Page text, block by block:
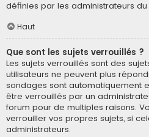
définies par les administrateurs du
Haut
Que sont les sujets verrouillés ?
Les sujets verrouillés sont des
utilisateurs ne peuvent plus
sondages sont automatiquement
être verrouillés par un
forum pour de multiples raisons.
verrouiller vos propres sujets, si
administrateurs.